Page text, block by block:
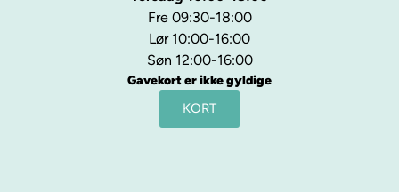
Fre 09:30-18:00
Lør 10:00-16:00
Søn 12:00-16:00
Gavekort er ikke gyldige
KORT